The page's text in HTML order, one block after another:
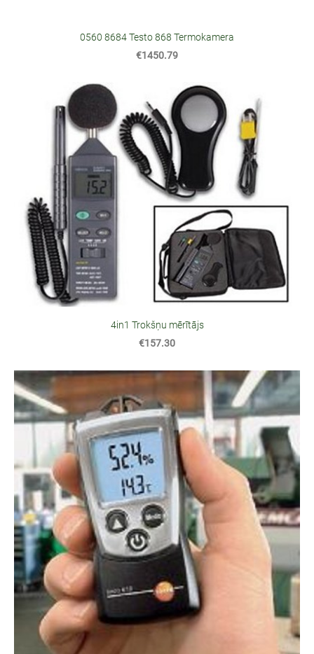
0560 8684 Testo 868 Termokamera
€1450.79
4in1 Trokšņu mērītājs
€157.30